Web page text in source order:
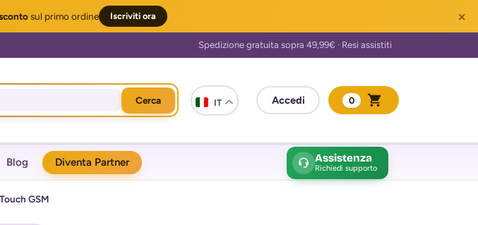
sul primo ordine Iscriviti ora ×
Cerca IT 0
Blog Diventa Partner Assistenza
Richiedi supporto
GSM